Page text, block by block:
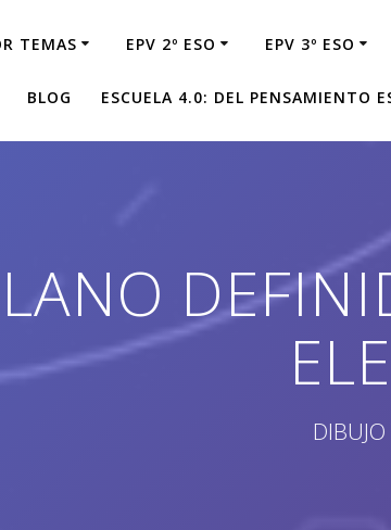
TEMAS EPV 2º ESO EPV 3º ESO
BLOG ESCUELA 4.0: DEL PENSAMIENTO